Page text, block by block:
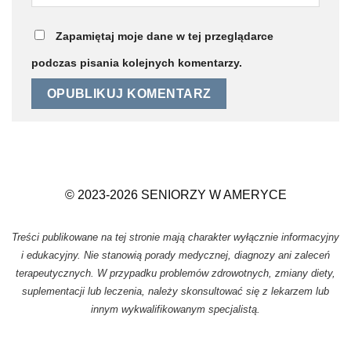
Zapamiętaj moje dane w tej przeglądarce
podczas pisania kolejnych komentarzy.
© 2023-2026 SENIORZY W AMERYCE
Treści publikowane na tej stronie mają charakter wyłącznie informacyjny
i edukacyjny. Nie stanowią porady medycznej, diagnozy ani zaleceń
terapeutycznych. W przypadku problemów zdrowotnych, zmiany diety,
suplementacji lub leczenia, należy skonsultować się z lekarzem lub
innym wykwalifikowanym specjalistą.